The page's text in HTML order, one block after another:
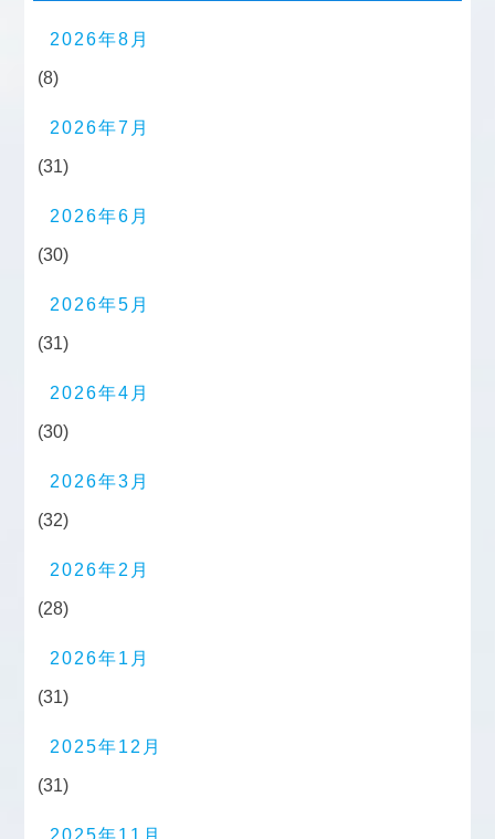
2026年8月
(8)
2026年7月
(31)
2026年6月
(30)
2026年5月
(31)
2026年4月
(30)
2026年3月
(32)
2026年2月
(28)
2026年1月
(31)
2025年12月
(31)
2025年11月